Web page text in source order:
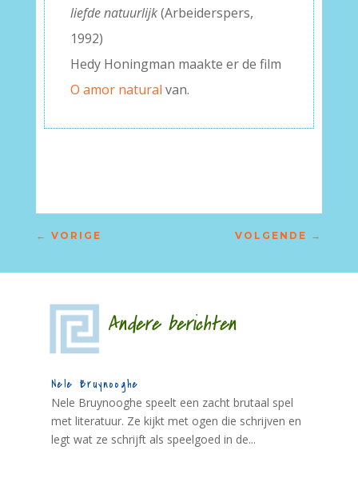
liefde natuurlijk(Arbeiderspers,
1992)
Hedy Honingman maakte er de film
O amor natural van.
← VORIGE VOLGENDE →
Andere berichten
Nele Bruynooghe
Nele Bruynooghe speelt een zacht brutaal spel
met literatuur. Ze kijkt met ogen die schrijven en
legt wat ze schrijft als speelgoed in de...